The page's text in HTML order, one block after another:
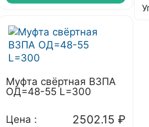
Муфта свёртная ВЗПА
ОД=48-55 L=300
Цена : 2502.15 ₽